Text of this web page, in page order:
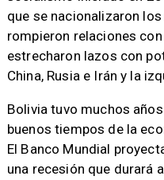
que se nacionalizaron
rompieron relaciones
estrecharon lazos con
China, Rusia e Irán y la
Bolivia tuvo muchos
buenos tiempos de la
El Banco Mundial
una recesión que durará